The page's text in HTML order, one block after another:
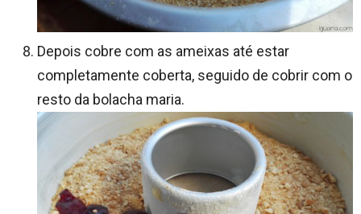
Depois cobre com as ameixas até estar
completamente coberta, seguido de cobrir com o
resto da bolacha maria.